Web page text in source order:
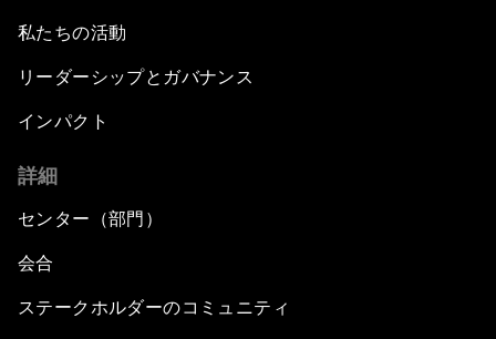
私たちの活動
リーダーシップとガバナンス
インパクト
詳細
センター（部門）
会合
ステークホルダーのコミュニティ